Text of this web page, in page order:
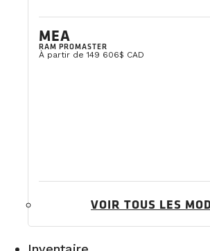
MEA
RAM PROMASTER
À partir de 149 606$ CAD
VOIR TOUS LES